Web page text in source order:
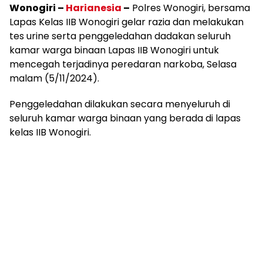
Wonogiri – Harianesia – Polres Wonogiri, bersama
Lapas Kelas IIB Wonogiri gelar razia dan melakukan
tes urine serta penggeledahan dadakan seluruh
kamar warga binaan Lapas IIB Wonogiri untuk
mencegah terjadinya peredaran narkoba, Selasa
malam (5/11/2024).
Penggeledahan dilakukan secara menyeluruh di
seluruh kamar warga binaan yang berada di lapas
kelas IIB Wonogiri.